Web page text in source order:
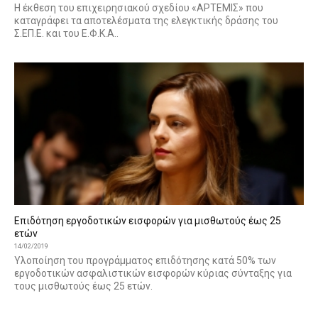
Η έκθεση του επιχειρησιακού σχεδίου «ΑΡΤΕΜΙΣ» που
καταγράφει τα αποτελέσματα της ελεγκτικής δράσης του
Σ.ΕΠ.Ε. και του Ε.Φ.Κ.Α..
Επιδότηση εργοδοτικών εισφορών για μισθωτούς έως 25
ετών
14/02/2019
Υλοποίηση του προγράμματος επιδότησης κατά 50% των
εργοδοτικών ασφαλιστικών εισφορών κύριας σύνταξης για
τους μισθωτούς έως 25 ετών.